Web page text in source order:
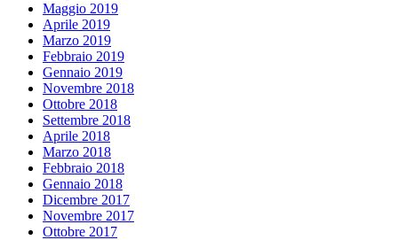
Maggio 2019
Aprile 2019
Marzo 2019
Febbraio 2019
Gennaio 2019
Novembre 2018
Ottobre 2018
Settembre 2018
Aprile 2018
Marzo 2018
Febbraio 2018
Gennaio 2018
Dicembre 2017
Novembre 2017
Ottobre 2017